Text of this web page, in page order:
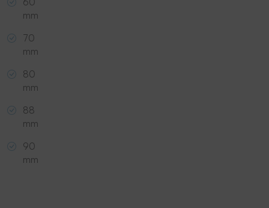
mm
70
mm
80
mm
88
mm
90
mm